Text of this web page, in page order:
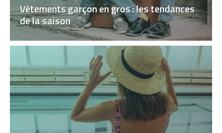
Vêtements garçon en gros : les tendances
de la saison